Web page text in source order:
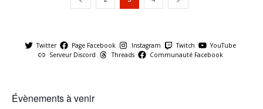
Twitter Page Facebook Instagram Twitch
YouTube
Serveur Discord
Threads Communauté Facebook
Évènements à venir